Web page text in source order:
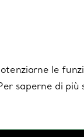
le
saperne di più